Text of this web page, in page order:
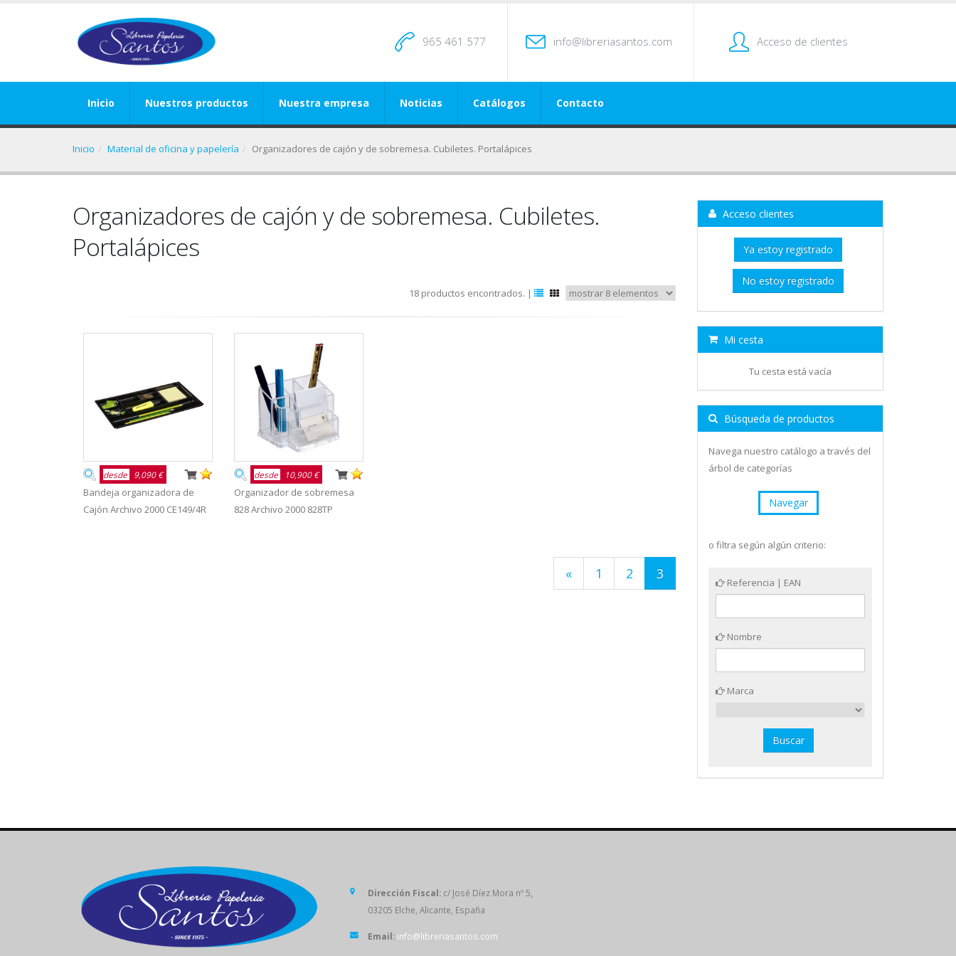
965 461 577 info@libreriasantos.com Acceso de clientes
Inicio Nuestros productos Nuestra empresa Noticias Catálogos Contacto
Inicio Material de oficina y papelería Organizadores de cajón y de sobremesa. Cubiletes. Portalápices
Organizadores de cajón y de sobremesa. Cubiletes.
Portalápices
18 productos encontrados. |
desde 9,090 €
Bandeja organizadora de
Cajón Archivo 2000 CE149/4R
desde 10,900 €
Organizador de sobremesa
828 Archivo 2000 828TP
« 1 2 3
Acceso clientes
Ya estoy registrado
No estoy registrado
Mi cesta
Tu cesta está vacía
Búsqueda de productos
Navega nuestro catálogo a través del
árbol de categorías
Navegar
o filtra según algún criterio:
Referencia | EAN
Nombre
Marca
Dirección Fiscal: c/ José Díez Mora nº 5,
03205 Elche, Alicante, España
Email: info@libreriasantos.com